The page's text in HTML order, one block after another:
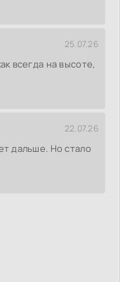
25.07.26
всегда на высоте,
22.07.26
дальше. Но стало